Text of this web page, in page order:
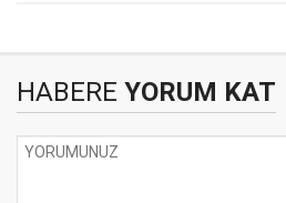
HABERE YORUM KAT